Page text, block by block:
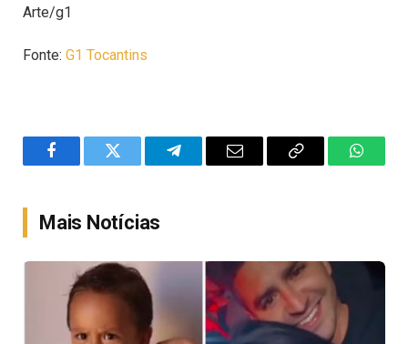
Arte/g1
Fonte: G1 Tocantins
FacebookTwitter TelegramEmail
Copy
Mais Notícias